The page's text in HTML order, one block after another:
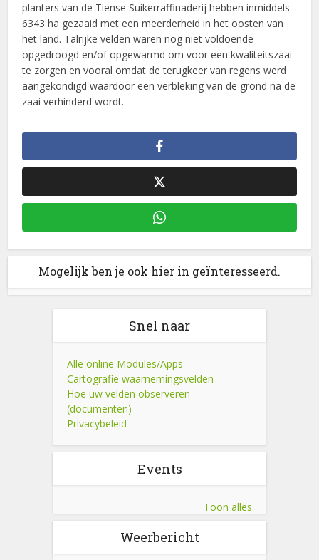
planters van de Tiense Suikerraffinaderij hebben inmiddels
6343 ha gezaaid met een meerderheid in het oosten van
het land. Talrijke velden waren nog niet voldoende
opgedroogd en/of opgewarmd om voor een kwaliteitszaai
te zorgen en vooral omdat de terugkeer van regens werd
aangekondigd waardoor een verbleking van de grond na de
zaai verhinderd wordt.
Mogelijk ben je ook hier in geïnteresseerd.
Snel naar
Alle online Modules/Apps
Cartografie waarnemingsvelden
Hoe uw velden observeren
(documenten)
Privacybeleid
Events
Toon alles
Weerbericht